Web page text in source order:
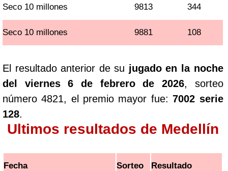
Seco 10 millones 9813 344
Seco 10 millones 9881 108
El resultado anterior de su jugado en la noche
del viernes 6 de febrero de 2026, sorteo
número 4821, el premio mayor fue:7002 serie
128.
Ultimos resultados de Medellín
Fecha Sorteo Resultado